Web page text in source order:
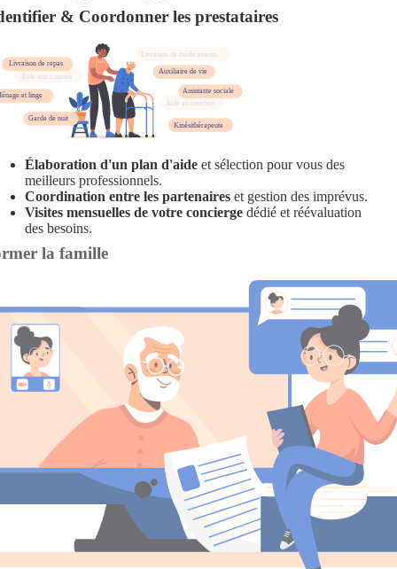
& Coordonner les prestataires
Élaboration d'un plan d'aide et sélection pour vous des
meilleurs professionnels.
Coordination entre les partenaires et gestion des imprévus.
Visites mensuelles de votre concierge dédié et réévaluation
des besoins.
la famille